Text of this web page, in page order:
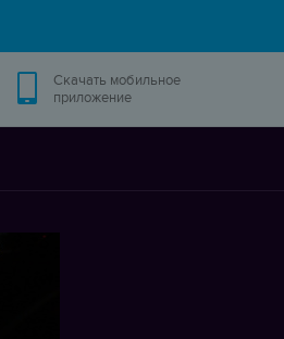
Скачать мобильное
приложение